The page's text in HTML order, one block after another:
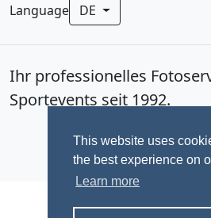
This website uses
the best experience on
Learn more
Language DE
Ihr professionelles
Sportevents seit 1992.